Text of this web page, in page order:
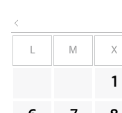
L M X
1